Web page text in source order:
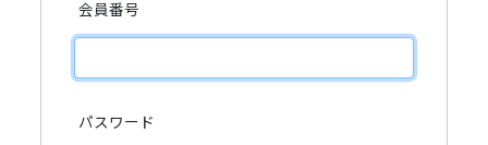
会員番号
パスワード